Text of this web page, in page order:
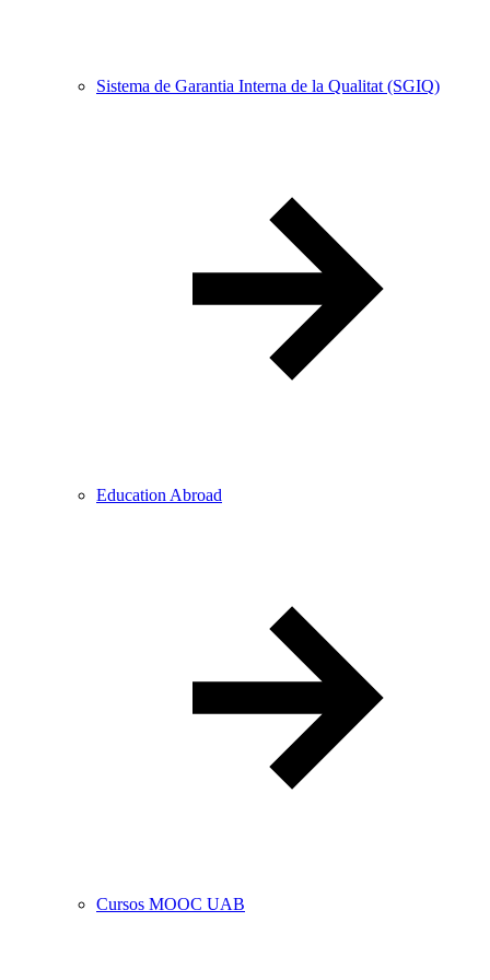
Sistema de Garantia Interna de la Qualitat (SGIQ)
Education Abroad
Cursos MOOC UAB